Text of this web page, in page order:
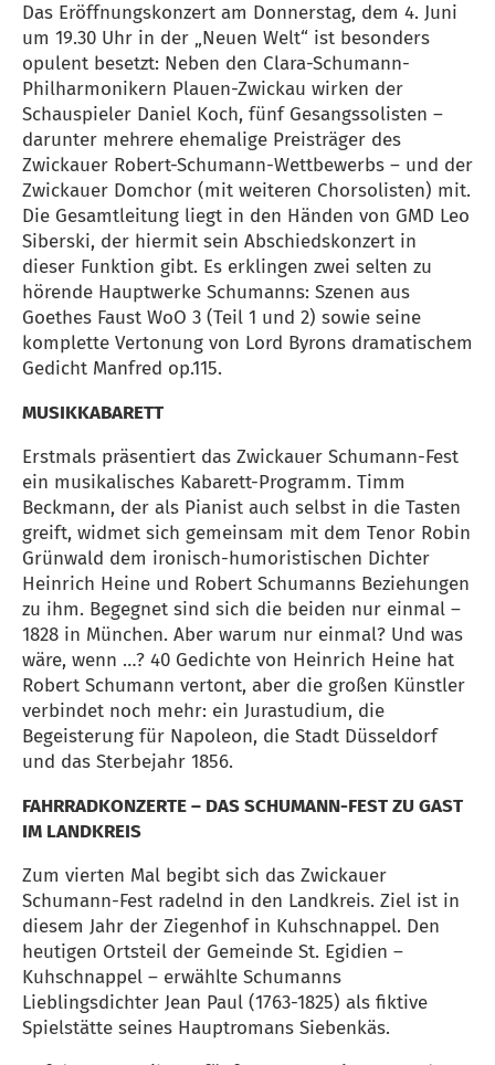
Das Eröffnungskonzert am Donnerstag, dem 4. Juni
um 19.30 Uhr in der „Neuen Welt“ ist besonders
opulent besetzt: Neben den Clara-Schumann-
Philharmonikern Plauen-Zwickau wirken der
Schauspieler Daniel Koch, fünf Gesangssolisten –
darunter mehrere ehemalige Preisträger des
Zwickauer Robert-Schumann-Wettbewerbs – und der
Zwickauer Domchor (mit weiteren Chorsolisten) mit.
Die Gesamtleitung liegt in den Händen von GMD Leo
Siberski, der hiermit sein Abschiedskonzert in
dieser Funktion gibt. Es erklingen zwei selten zu
hörende Hauptwerke Schumanns: Szenen aus
Goethes Faust WoO 3 (Teil 1 und 2) sowie seine
komplette Vertonung von Lord Byrons dramatischem
Gedicht Manfred op.115.
MUSIKKABARETT
Erstmals präsentiert das Zwickauer Schumann-Fest
ein musikalisches Kabarett-Programm. Timm
Beckmann, der als Pianist auch selbst in die Tasten
greift, widmet sich gemeinsam mit dem Tenor Robin
Grünwald dem ironisch-humoristischen Dichter
Heinrich Heine und Robert Schumanns Beziehungen
zu ihm. Begegnet sind sich die beiden nur einmal –
1828 in München. Aber warum nur einmal? Und was
wäre, wenn …? 40 Gedichte von Heinrich Heine hat
Robert Schumann vertont, aber die großen Künstler
verbindet noch mehr: ein Jurastudium, die
Begeisterung für Napoleon, die Stadt Düsseldorf
und das Sterbejahr 1856.
FAHRRADKONZERTE – DAS SCHUMANN-FEST ZU GAST
IM LANDKREIS
Zum vierten Mal begibt sich das Zwickauer
Schumann-Fest radelnd in den Landkreis. Ziel ist in
diesem Jahr der Ziegenhof in Kuhschnappel. Den
heutigen Ortsteil der Gemeinde St. Egidien –
Kuhschnappel – erwählte Schumanns
Lieblingsdichter Jean Paul (1763-1825) als fiktive
Spielstätte seines Hauptromans Siebenkäs.